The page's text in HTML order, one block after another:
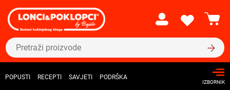
POPUSTI RECEPTI SAVJETI PODRŠKA
IZBORNIK